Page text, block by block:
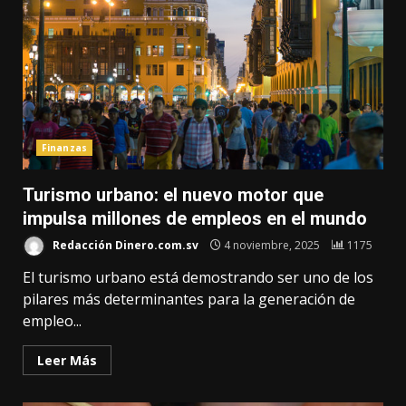
Finanzas
Turismo urbano: el nuevo motor que
impulsa millones de empleos en el mundo
Redacción Dinero.com.sv 4 noviembre, 2025 1175
El turismo urbano está demostrando ser uno de los
pilares más determinantes para la generación de
empleo...
Leer Más